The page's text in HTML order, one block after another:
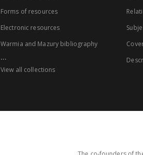
Forms of resources
Electronic resources
Warmia and Mazury bibliography
...
View all collections